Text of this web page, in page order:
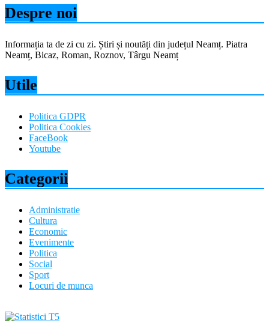
Despre noi
Informația ta de zi cu zi. Știri și noutăți din județul Neamț. Piatra
Neamț, Bicaz, Roman, Roznov, Târgu Neamț
Utile
Politica GDPR
Politica Cookies
FaceBook
Youtube
Categorii
Administratie
Cultura
Economic
Evenimente
Politica
Social
Sport
Locuri de munca